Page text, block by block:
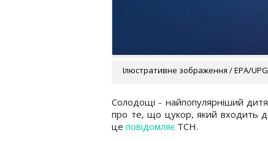
Ілюстративне зображення / EPA/UPG
Солодощі - найпопулярніший
про те, що цукор, який входить
це повідомляє ТСН.